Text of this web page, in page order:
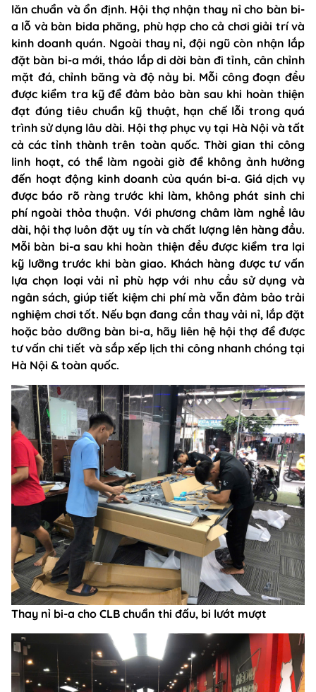
lăn chuẩn và ổn định. Hội thợ nhận thay nỉ cho bàn bi-
a lỗ và bàn bida phăng, phù hợp cho cả chơi giải trí và
kinh doanh quán. Ngoài thay nỉ, đội ngũ còn nhận lắp
đặt bàn bi-a mới, tháo lắp di dời bàn đi tỉnh, cân chỉnh
mặt đá, chỉnh băng và độ nảy bi. Mỗi công đoạn đều
được kiểm tra kỹ để đảm bảo bàn sau khi hoàn thiện
đạt đúng tiêu chuẩn kỹ thuật, hạn chế lỗi trong quá
trình sử dụng lâu dài. Hội thợ phục vụ tại Hà Nội và tất
cả các tỉnh thành trên toàn quốc. Thời gian thi công
linh hoạt, có thể làm ngoài giờ để không ảnh hưởng
đến hoạt động kinh doanh của quán bi-a. Giá dịch vụ
được báo rõ ràng trước khi làm, không phát sinh chi
phí ngoài thỏa thuận. Với phương châm làm nghề lâu
dài, hội thợ luôn đặt uy tín và chất lượng lên hàng đầu.
Mỗi bàn bi-a sau khi hoàn thiện đều được kiểm tra lại
kỹ lưỡng trước khi bàn giao. Khách hàng được tư vấn
lựa chọn loại vải nỉ phù hợp với nhu cầu sử dụng và
ngân sách, giúp tiết kiệm chi phí mà vẫn đảm bảo trải
nghiệm chơi tốt. Nếu bạn đang cần thay vải nỉ, lắp đặt
hoặc bảo dưỡng bàn bi-a, hãy liên hệ hội thợ để được
tư vấn chi tiết và sắp xếp lịch thi công nhanh chóng tại
Hà Nội & toàn quốc.
Thay nỉ bi-a cho CLB chuẩn thi đấu, bi lướt mượt